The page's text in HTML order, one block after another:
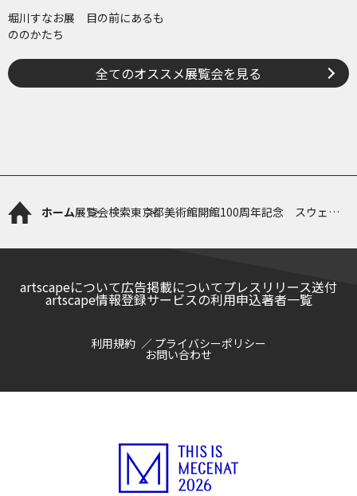
堀川すなお展 目の前にあるも
ののかたち
全てのオススメ展覧会を見る
ホーム展覧会検索東京都美術館開館100周年記念 スウェー
artscapeについて広告掲載についてプレスリリース送付
artscape情報登録サービスの利用申込著者一覧
利用規約 プライバシーポリシー
お問い合わせ